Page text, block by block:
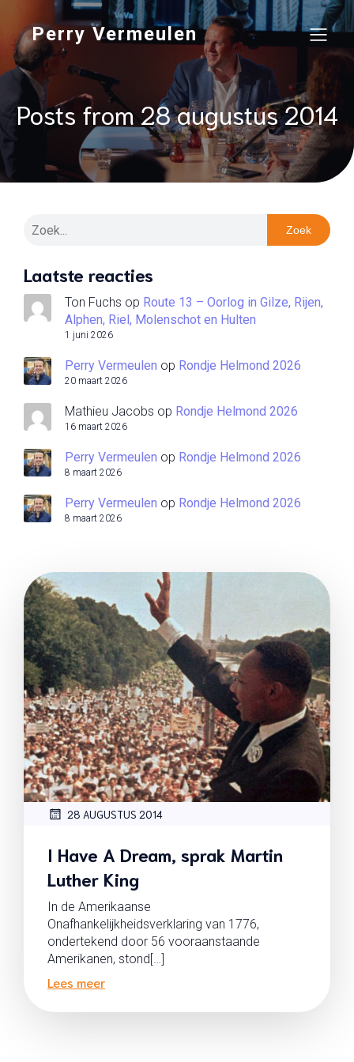
Perry Vermeulen
Posts from 28 augustus 2014
Zoek
Laatste reacties
Ton Fuchs op Route 13 – Oorlog in Gilze, Rijen,
Alphen, Riel, Molenschot en Hulten
1 juni 2026
Perry Vermeulen op Rondje Helmond 2026
20 maart 2026
Mathieu Jacobs op Rondje Helmond 2026
16 maart 2026
Perry Vermeulen op Rondje Helmond 2026
8 maart 2026
Perry Vermeulen op Rondje Helmond 2026
8 maart 2026
28 AUGUSTUS 2014
I Have A Dream, sprak Martin
Luther King
In de Amerikaanse
Onafhankelijkheidsverklaring van 1776,
ondertekend door 56 vooraanstaande
Amerikanen, stond[…]
Lees meer